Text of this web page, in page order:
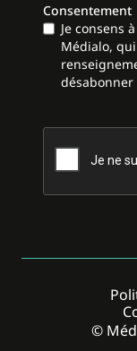
Consentement
Je consens
Médialo,
CAPTCHA
©